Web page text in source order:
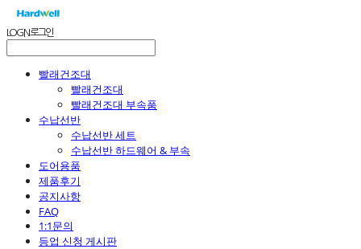
LOG IN로그인
빨래건조대
빨래건조대
빨래건조대 부속품
수납선반
수납선반 세트
수납선반 하드웨어 & 부속
도어용품
제품후기
공지사항
FAQ
1:1문의
등업 신청 게시판